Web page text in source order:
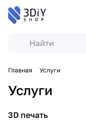
Главная Услуги
Услуги
3D печать